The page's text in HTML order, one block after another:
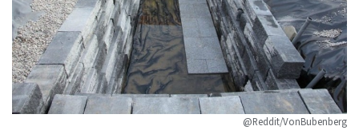
@Reddit/VonBubenberg